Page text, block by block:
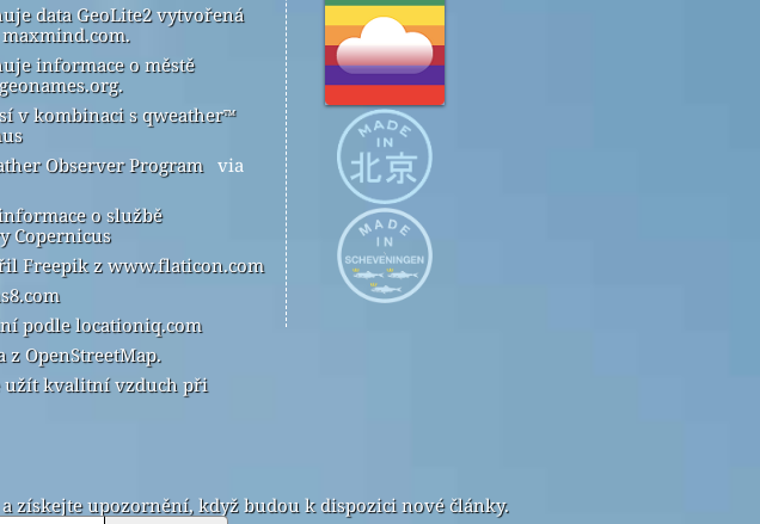
data GeoLite2 vytvořená
informace o městě
v kombinaci s qweather™
Observer Program
via
o službě
Copernicus
Freepik z www.flaticon.com
podle locationiq.com
z OpenStreetMap.
užít kvalitní vzduch při
získejte upozornění, když budou k dispozici nové články.